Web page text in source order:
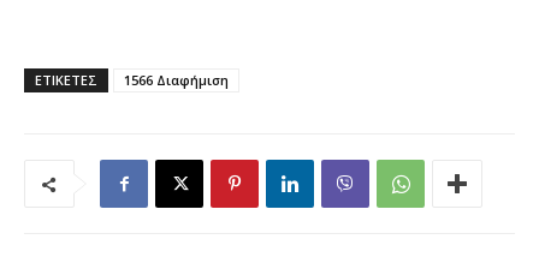
ΕΤΙΚΕΤΕΣ 1566 Διαφήμιση